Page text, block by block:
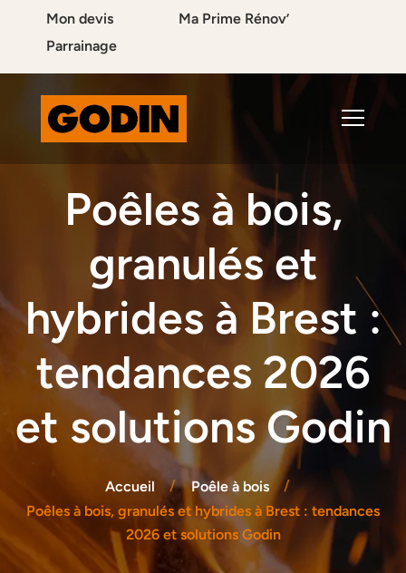
Mon devis
Ma Prime Rénov’
Parrainage
Poêles à bois,
granulés et
hybrides à Brest :
tendances 2026
et solutions Godin
Accueil
Poêle à bois
Poêles à bois, granulés et hybrides à Brest : tendances
2026 et solutions Godin